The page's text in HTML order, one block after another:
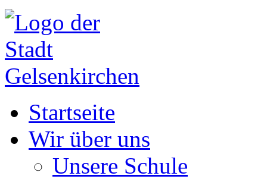
Startseite
Wir über uns
Unsere Schule